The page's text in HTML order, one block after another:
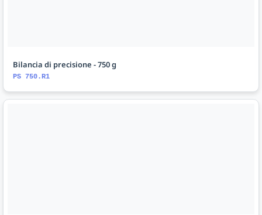
Bilancia di precisione - 750 g
PS 750.R1